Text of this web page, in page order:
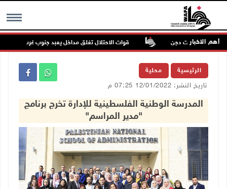
MENU أهم الاخبار
في بيت دجن قوات الاحتلال تغلق مداخل يعبد جنوب غرب جنين
الرئيسية محلية
تاريخ النشر: 12/01/2022 07:25 م
المدرسة الوطنية الفلسطينية للإدارة تخرج برنامج
"مدير المراسم"